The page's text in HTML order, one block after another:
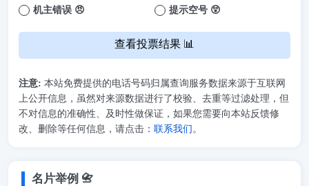
机主错误 😠 提示空号 😲
查看投票结果 📊
注意: 本站免费提供的电话号码归属查询服务数据来源于互联网
上公开信息，虽然对来源数据进行了校验、去重等过滤处理，但
不对信息的准确性、及时性做保证，如果您需要向本站反馈修
改、删除等任何信息，请点击： 联系我们 。
名片举例 📇